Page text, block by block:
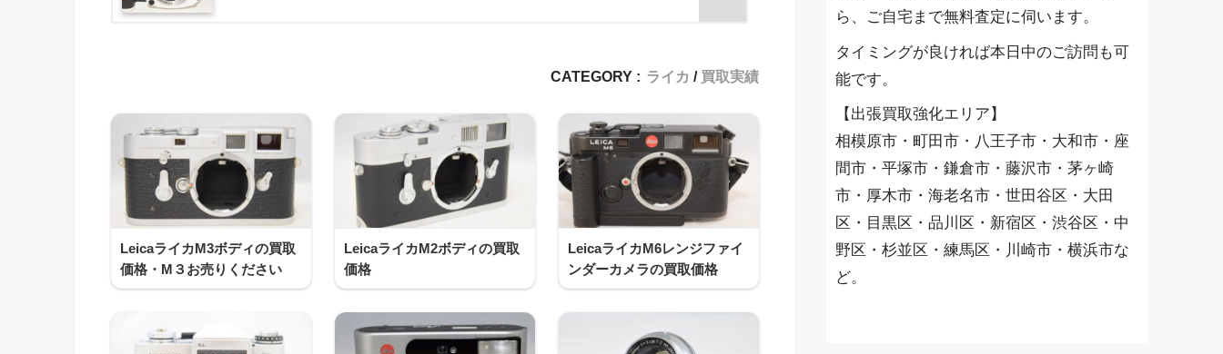
CATEGORY : ライカ 買取実績
LeicaライカM3ボディの買取
価格・M３お売りください
LeicaライカM2ボディの買取
価格
LeicaライカM6レンジファイ
ンダーカメラの買取価格
ら、ご自宅まで無料査定に伺います。
タイミングが良ければ本日中のご訪問も可
能です。
【出張買取強化エリア】
相模原市・町田市・八王子市・大和市・座
間市・平塚市・鎌倉市・藤沢市・茅ヶ崎
市・厚木市・海老名市・世田谷区・大田
区・目黒区・品川区・新宿区・渋谷区・中
野区・杉並区・練馬区・川崎市・横浜市な
ど。